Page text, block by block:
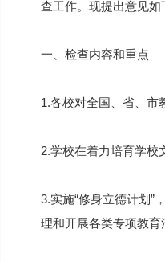
查工作。现提出意见如
一、检查内容和重点
1.各校对全国、省、市
2.学校在着力培育学校
3.实施“修身立德计划”
理和开展各类专项教育